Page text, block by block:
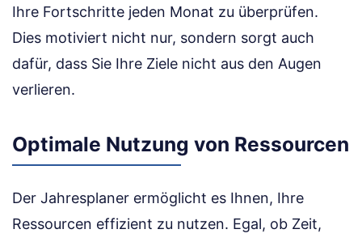
Ihre Fortschritte jeden Monat zu überprüfen.
Dies motiviert nicht nur, sondern sorgt auch
dafür, dass Sie Ihre Ziele nicht aus den Augen
verlieren.
Optimale Nutzung von Ressourcen
Der Jahresplaner ermöglicht es Ihnen, Ihre
Ressourcen effizient zu nutzen. Egal, ob Zeit,